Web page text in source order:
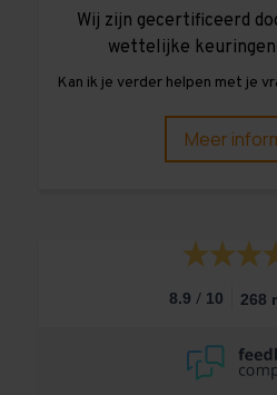
Wij zijn gecertificeerd
wettelijke
Kan ik je verder helpen met je
Meer
8.9 / 10 268